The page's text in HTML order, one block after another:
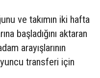
ve takımın iki hafta
başladığını aktaran
arayışlarının
transferi için